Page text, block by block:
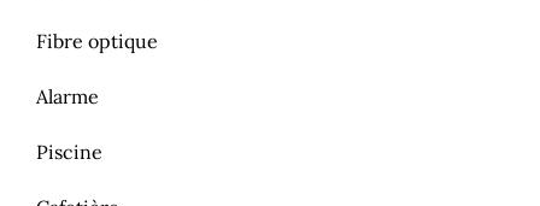
Fibre optique
Alarme
Piscine